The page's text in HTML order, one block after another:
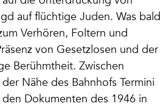
auf flüchtige Juden. Was bald
Verhören, Foltern und
von Gesetzlosen und der
Berühmtheit. Zwischen
Nähe des Bahnhofs Termini
Dokumenten des 1946 in